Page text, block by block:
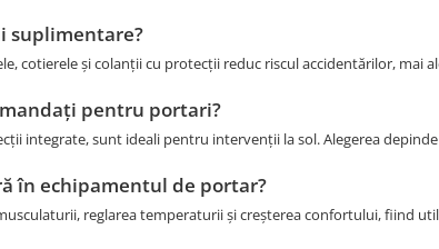
suplimentare?
cotierele și colanții cu protecții reduc riscul accidentărilor, mai
pentru portari?
integrate, sunt ideali pentru intervenții la sol. Alegerea
în echipamentul de portar?
reglarea temperaturii și creșterea confortului, fiind